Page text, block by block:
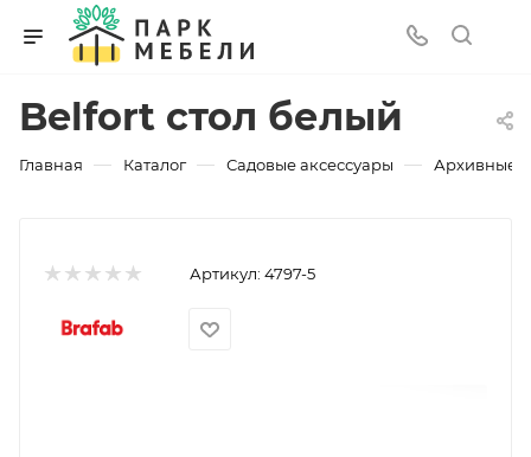
Belfort стол белый
Главная — Каталог — Садовые аксессуары — Архивные
Артикул: 4797-5